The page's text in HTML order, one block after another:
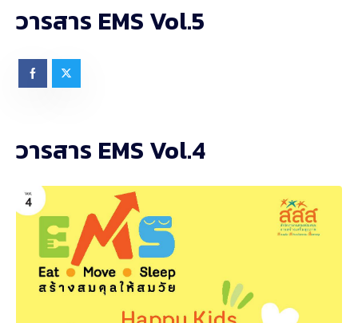
วารสาร EMS Vol.5
วารสาร EMS Vol.4